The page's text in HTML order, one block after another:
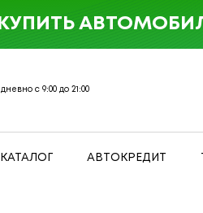
с 9:00 до 21:00
КАТАЛОГ АВТОКРЕДИТ